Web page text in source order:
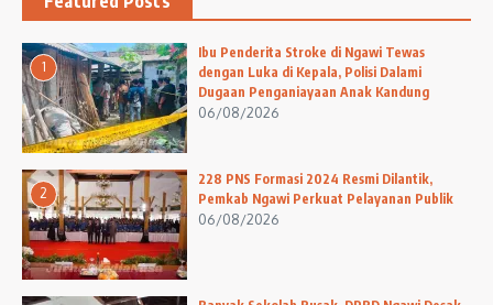
1
Ibu Penderita Stroke di Ngawi Tewas
dengan Luka di Kepala, Polisi Dalami
Dugaan Penganiayaan Anak Kandung
06/08/2026
2
228 PNS Formasi 2024 Resmi Dilantik,
Pemkab Ngawi Perkuat Pelayanan Publik
06/08/2026